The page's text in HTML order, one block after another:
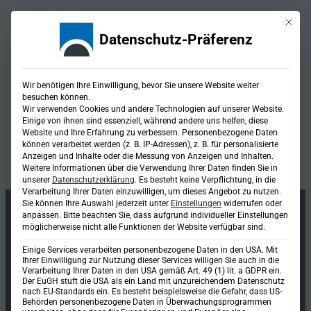
Kategorie:Darstellung der
Planung als Visulaisierung,
Animation, 3D-Druck und
Virtual Reality
Mit
Datenschutz-Präferenz
Wir benötigen Ihre Einwilligung, bevor Sie unsere Website weiter
besuchen können.
Wir verwenden Cookies und andere Technologien auf unserer Website.
Einige von ihnen sind essenziell, während andere uns helfen, diese
Website und Ihre Erfahrung zu verbessern. Personenbezogene Daten
können verarbeitet werden (z. B. IP-Adressen), z. B. für personalisierte
Anzeigen und Inhalte oder die Messung von Anzeigen und Inhalten.
Weitere Informationen über die Verwendung Ihrer Daten finden Sie in
unserer Datenschutzerklärung. Es besteht keine Verpflichtung, in die
Verarbeitung Ihrer Daten einzuwilligen, um dieses Angebot zu nutzen.
Sie können Ihre Auswahl jederzeit unter Einstellungen widerrufen oder
anpassen. Bitte beachten Sie, dass aufgrund individueller Einstellungen
möglicherweise nicht alle Funktionen der Website verfügbar sind.
Einige Services verarbeiten personenbezogene Daten in den USA. Mit
Ihrer Einwilligung zur Nutzung dieser Services willigen Sie auch in die
Verarbeitung Ihrer Daten in den USA gemäß Art. 49 (1) lit. a GDPR ein.
Der EuGH stuft die USA als ein Land mit unzureichendem Datenschutz
nach EU-Standards ein. Es besteht beispielsweise die Gefahr, dass US-
Behörden personenbezogene Daten in Überwachungsprogrammen